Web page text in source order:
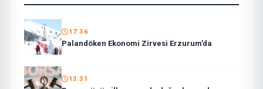
17:36
Palandöken Ekonomi Zirvesi Erzurum’da
13:31